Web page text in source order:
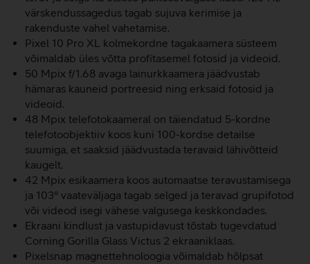
värskendussagedus tagab sujuva kerimise ja
rakenduste vahel vahetamise.
Pixel 10 Pro XL kolmekordne tagakaamera süsteem
võimaldab üles võtta profitasemel fotosid ja videoid.
50 Mpix f/1.68 avaga lainurkkaamera jäädvustab
hämaras kauneid portreesid ning erksaid fotosid ja
videoid.
48 Mpix telefotokaameral on täiendatud 5-kordne
telefotoobjektiiv koos kuni 100-kordse detailse
suumiga, et saaksid jäädvustada teravaid lähivõtteid
kaugelt.
42 Mpix esikaamera koos automaatse teravustamisega
ja 103° vaateväljaga tagab selged ja teravad grupifotod
või videod isegi vähese valgusega keskkondades.
Ekraani kindlust ja vastupidavust tõstab tugevdatud
Corning Gorilla Glass Victus 2 ekraaniklaas.
Pixelsnap magnettehnoloogia võimaldab hõlpsat